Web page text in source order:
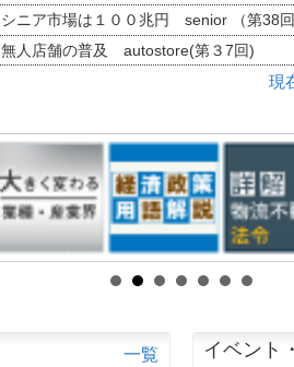
シニア市場は１００兆円 senior （第38
無人店舗の普及 autostore(第３7回)
現
一覧 イベント